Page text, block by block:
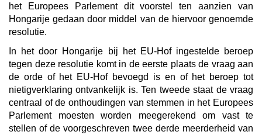
het Europees Parlement dit voorstel ten aanzien van
Hongarije gedaan door middel van de hiervoor genoemde
resolutie.
In het door Hongarije bij het EU-Hof ingestelde beroep
tegen deze resolutie komt in de eerste plaats de vraag aan
de orde of het EU-Hof bevoegd is en of het beroep tot
nietigverklaring ontvankelijk is. Ten tweede staat de vraag
centraal of de onthoudingen van stemmen in het Europees
Parlement moesten worden meegerekend om vast te
stellen of de voorgeschreven twee derde meerderheid van